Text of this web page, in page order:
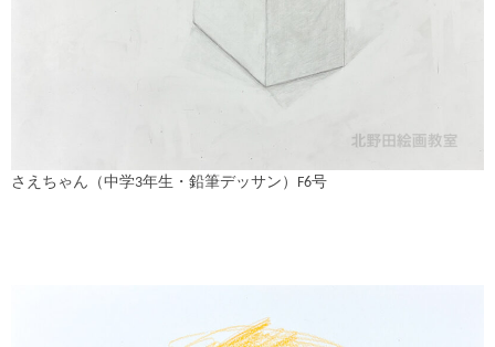
さえちゃん（中学3年生・鉛筆デッサン）F6号